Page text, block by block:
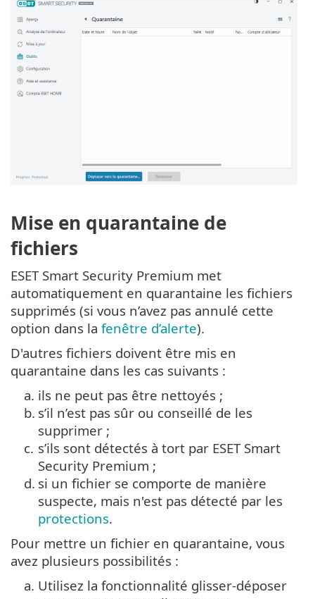
Mise en quarantaine de
fichiers
ESET Smart Security Premium met
automatiquement en quarantaine les fichiers
supprimés (si vous n’avez pas annulé cette
option dans la fenêtre d’alerte).
D'autres fichiers doivent être mis en
quarantaine dans les cas suivants :
a. ils ne peut pas être nettoyés ;
b. s’il n’est pas sûr ou conseillé de les
supprimer ;
c. s’ils sont détectés à tort par ESET Smart
Security Premium ;
d. si un fichier se comporte de manière
suspecte, mais n'est pas détecté par les
protections.
Pour mettre un fichier en quarantaine, vous
avez plusieurs possibilités :
a. Utilisez la fonctionnalité glisser-déposer